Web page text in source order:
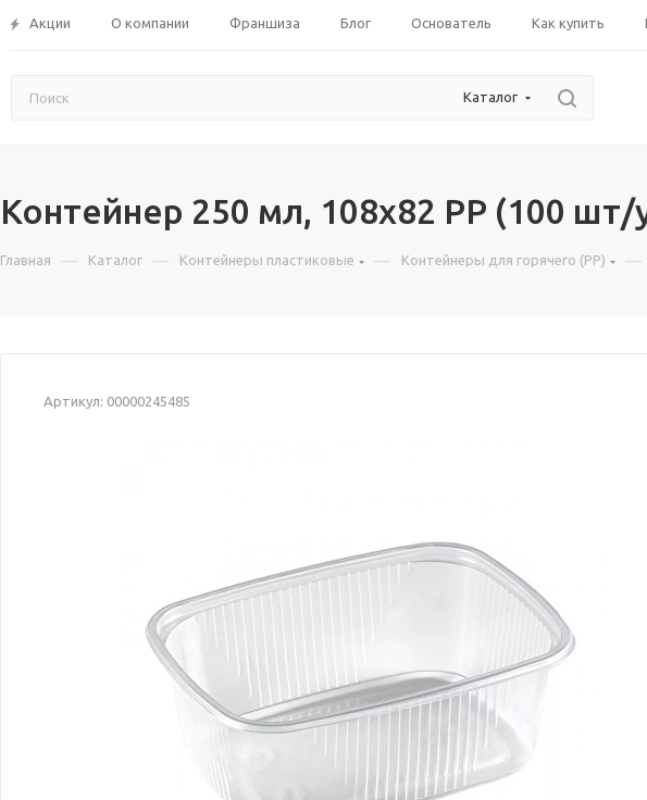
Акции О компании Франшиза Блог Основатель Как купить
Каталог
Контейнер 250 мл, 108х82 РР (100
Главная — Каталог — Контейнеры пластиковые — Контейнеры для горячего (PP) —
Артикул: 00000245485